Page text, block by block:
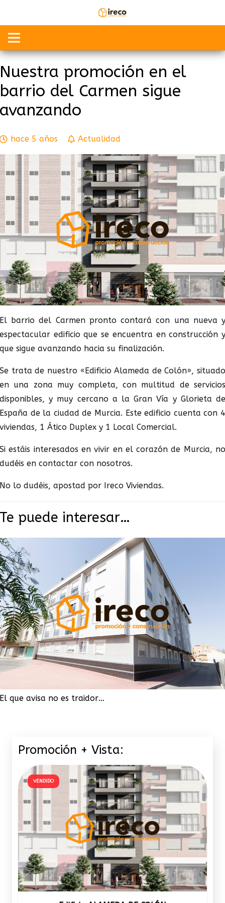
Nuestra promoción en el
barrio del Carmen sigue
avanzando
hace 5 años Actualidad
El barrio del Carmen pronto contará con una nueva y
espectacular edificio que se encuentra en construcción y
que sigue avanzando hacia su finalización.
Se trata de nuestro «Edificio Alameda de Colón», situado
en una zona muy completa, con multitud de servicios
disponibles, y muy cercano a la Gran Vía y Glorieta de
España de la ciudad de Murcia. Este edificio cuenta con 4
viviendas, 1 Ático Duplex y 1 Local Comercial.
Si estáis interesados en vivir en el corazón de Murcia, no
dudéis en contactar con nosotros.
No lo dudéis, apostad por Ireco Viviendas.
Te puede interesar…
El que avisa no es traidor…
Promoción + Vista:
VENDIDO